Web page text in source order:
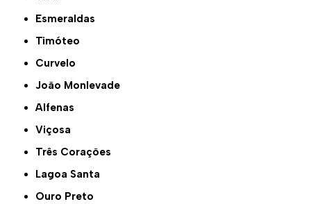
Esmeraldas
Timóteo
Curvelo
João Monlevade
Alfenas
Viçosa
Três Corações
Lagoa Santa
Ouro Preto